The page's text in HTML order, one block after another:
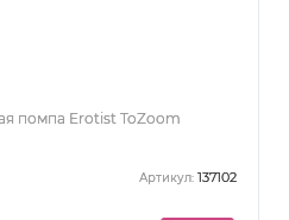
помпа Erotist ToZoom
Артикул: 137102